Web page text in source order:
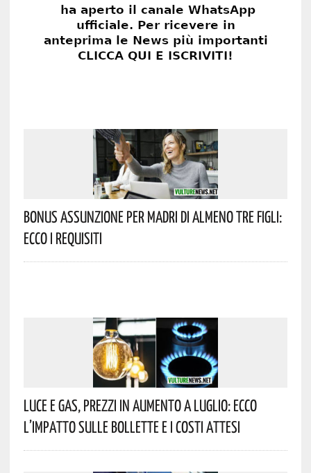
Bonus Assunzione Per Madri Di Almeno Tre Figli:
Ecco I Requisiti
Luce E Gas, Prezzi In Aumento A Luglio: Ecco
L’impatto Sulle Bollette E I Costi Attesi